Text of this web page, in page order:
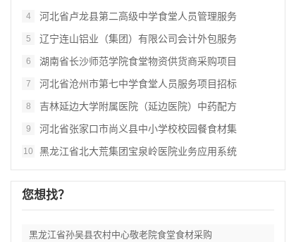
4 河北省卢龙县第二高级中学食堂人员管理服务
5 辽宁连山铝业（集团）有限公司会计外包服务
6 湖南省长沙师范学院食堂物资供货商采购项目
7 河北省沧州市第七中学食堂人员服务项目招标
8 吉林延边大学附属医院（延边医院）中药配方
9 河北省张家口市尚义县中小学校校园餐食材集
10 黑龙江省北大荒集团宝泉岭医院业务应用系统
您想找？
黑龙江省孙吴县农村中心敬老院食堂食材采购